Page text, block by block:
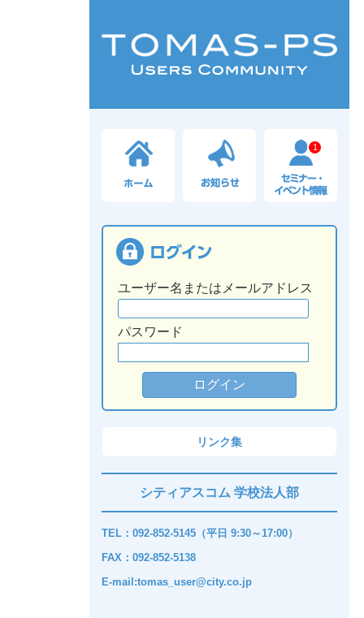
1
ユーザー名またはメールアドレス
パスワード
リンク集
シティアスコム 学校法人部
TEL：092-852-5145（平日 9:30～17:00）
FAX：092-852-5138
E-mail:tomas_user@city.co.jp